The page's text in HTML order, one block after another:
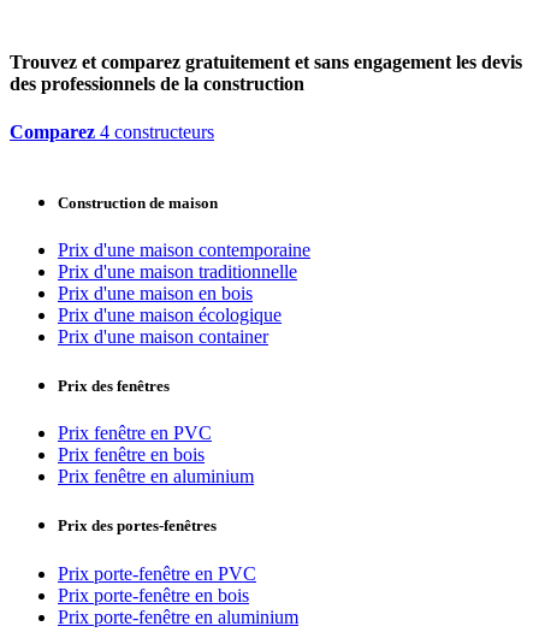
Trouvez et comparez gratuitement et sans engagement les devis
des professionnels de la construction
Comparez 4 constructeurs
Construction de maison
Prix d'une maison contemporaine
Prix d'une maison traditionnelle
Prix d'une maison en bois
Prix d'une maison écologique
Prix d'une maison container
Prix des fenêtres
Prix fenêtre en PVC
Prix fenêtre en bois
Prix fenêtre en aluminium
Prix des portes-fenêtres
Prix porte-fenêtre en PVC
Prix porte-fenêtre en bois
Prix porte-fenêtre en aluminium